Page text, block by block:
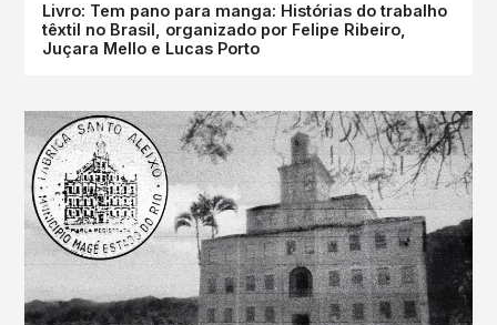
Livro: Tem pano para manga: Histórias do trabalho
têxtil no Brasil, organizado por Felipe Ribeiro,
Juçara Mello e Lucas Porto